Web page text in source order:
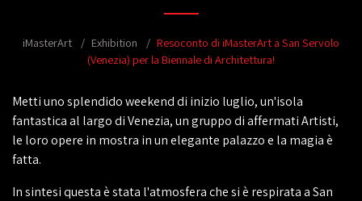
iMasterArt Exhibition
Resoconto di iMasterArt a San Servolo
(Venezia) per la Biennale di Architettura!
Metti uno splendido weekend di inizio luglio, un'isola
fantastica al largo di Venezia, un gruppo di affermati Artisti,
le loro opere in mostra in un elegante palazzo e la magia è
fatta.
In sintesi questa è stata l'atmosfera che si è respirata a San